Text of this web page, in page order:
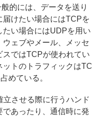
的には、データを送り
けたい場合にはTCPを
たい場合にはUDPを用い
ェブやメール、メッセ
スではTCPが使われてい
トのトラフィックはTC
めている。
させる際に行うハンド
あったり、通信時に発